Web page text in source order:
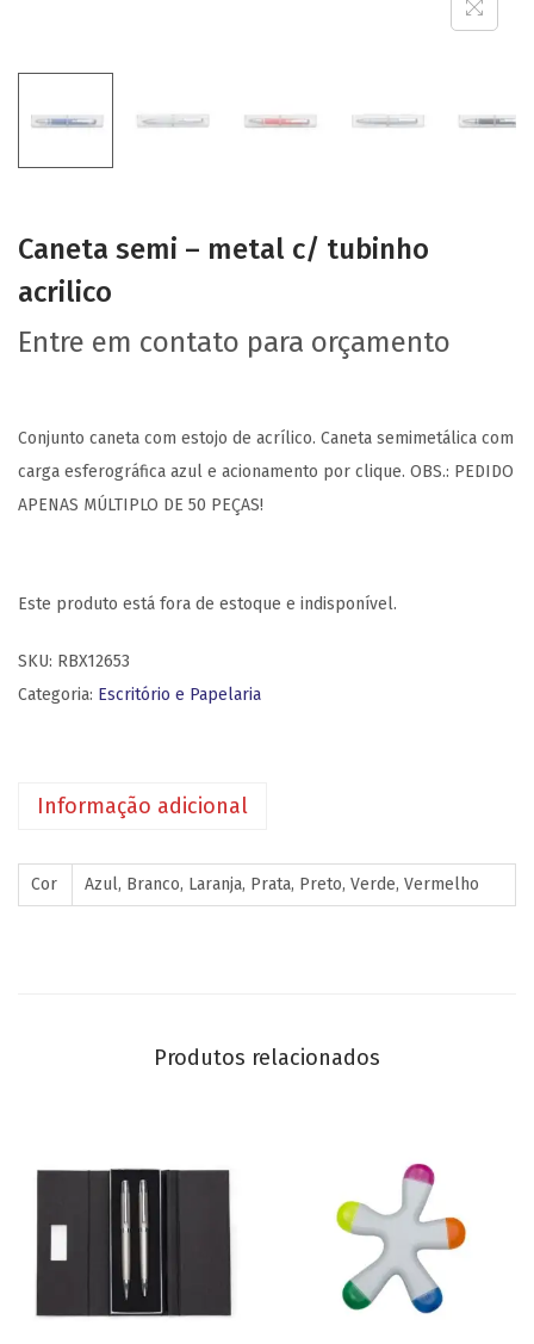
Caneta semi – metal c/ tubinho
acrilico
Entre em contato para orçamento
Conjunto caneta com estojo de acrílico. Caneta semimetálica com
carga esferográfica azul e acionamento por clique. OBS.: PEDIDO
APENAS MÚLTIPLO DE 50 PEÇAS!
Este produto está fora de estoque e indisponível.
SKU: RBX12653
Categoria: Escritório e Papelaria
Informação adicional
Cor Azul, Branco, Laranja, Prata, Preto, Verde, Vermelho
Produtos relacionados